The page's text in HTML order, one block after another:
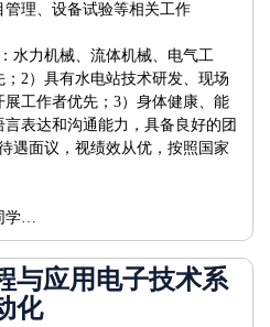
理、设备试验等相关工作
水力机械、流体机械、电气工
2）具有水电站技术研发、现场
工作者优先；3）身体健康、能
表达和沟通能力，具备良好的团
遇面议，视绩效从优，按照国家
学…
与应用电子技术系
化